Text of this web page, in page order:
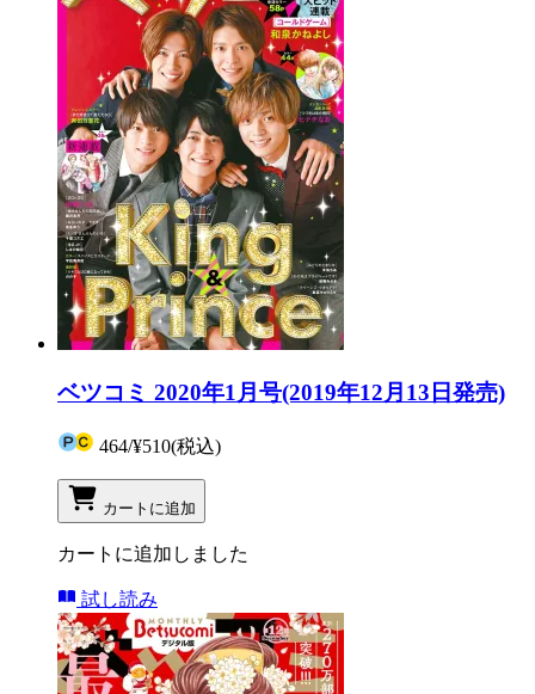
ベツコミ 2020年1月号(2019年12月13日発売)
464/¥510(税込)
カートに追加
カートに追加しました
試し読み